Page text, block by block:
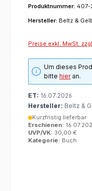
Produktnummer: 407-
Hersteller: Beltz &
Preise exkl. MwSt.
Um dieses
bittehieran.
ET: 16.07.2026
Hersteller: Beltz &
Kurzfristig lieferbar
Erschienen:
UVP/VK: 30,00 €
Kategorie: Buch